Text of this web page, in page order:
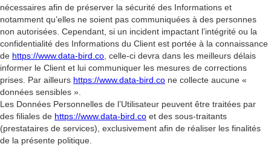
nécessaires afin de préserver la sécurité des Informations et
notamment qu’elles ne soient pas communiquées à des personnes
non autorisées. Cependant, si un incident impactant l’intégrité ou la
confidentialité des Informations du Client est portée à la connaissance
de https://www.data-bird.co , celle-ci devra dans les meilleurs délais
informer le Client et lui communiquer les mesures de corrections
prises. Par ailleurs https://www.data-bird.co ne collecte aucune «
données sensibles ».
Les Données Personnelles de l’Utilisateur peuvent être traitées par
des filiales de https://www.data-bird.co et des sous-traitants
(prestataires de services), exclusivement afin de réaliser les finalités
de la présente politique.